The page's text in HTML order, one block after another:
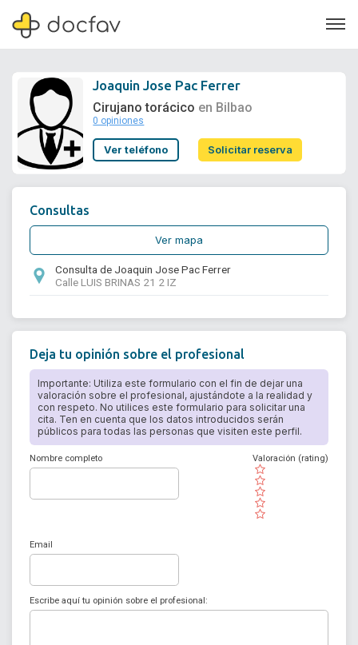
Soporte
Joaquin Jose Pac Ferrer
Cirujano torácico en Bilbao
0 opiniones
Ver teléfono Solicitar reserva
Consultas
Ver mapa
Consulta de Joaquin Jose Pac Ferrer
Calle LUIS BRINAS 21 2 IZ
Deja tu opinión sobre el profesional
Importante: Utiliza este formulario con el fin de dejar una
valoración sobre el profesional, ajustándote a la realidad y
con respeto. No utilices este formulario para solicitar una
cita. Ten en cuenta que los datos introducidos serán
públicos para todas las personas que visiten este perfil.
Nombre completo
( )
( )
( )
( )
( )
Valoración (rating)
Email
Escribe aquí tu opinión sobre el profesional: